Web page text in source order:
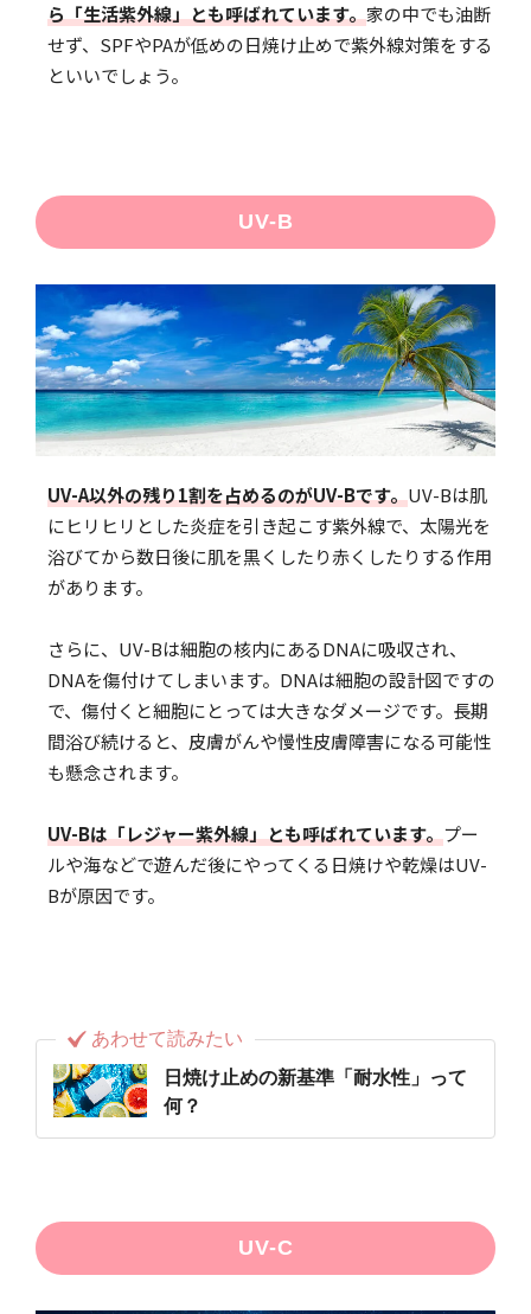
ら「生活紫外線」とも呼ばれています。家の中でも油断
せず、SPFやPAが低めの日焼け止めで紫外線対策をする
といいでしょう。
UV-B
UV-A以外の残り1割を占めるのがUV-Bです。UV-Bは肌
にヒリヒリとした炎症を引き起こす紫外線で、太陽光を
浴びてから数日後に肌を黒くしたり赤くしたりする作用
があります。
さらに、UV-Bは細胞の核内にあるDNAに吸収され、
DNAを傷付けてしまいます。DNAは細胞の設計図ですの
で、傷付くと細胞にとっては大きなダメージです。長期
間浴び続けると、皮膚がんや慢性皮膚障害になる可能性
も懸念されます。
UV-Bは「レジャー紫外線」とも呼ばれています。プー
ルや海などで遊んだ後にやってくる日焼けや乾燥はUV-
Bが原因です。
あわせて読みたい
日焼け止めの新基準「耐水性」って
何？
UV-C